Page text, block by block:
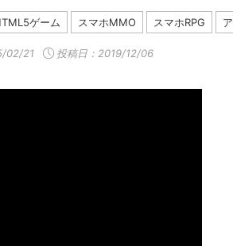
ゲーム スマホMMO スマホRPG
02/21 投稿日：2019/12/06